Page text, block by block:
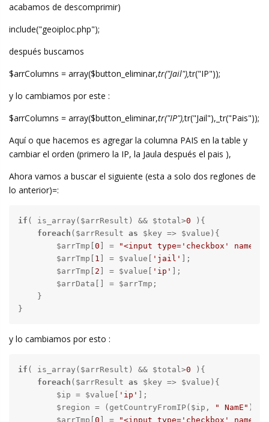
acabamos de descomprimir)
include("geoiploc.php");
después buscamos
$arrColumns = array($button_eliminar,tr("Jail"),tr("IP"));
y lo cambiamos por este :
$arrColumns = array($button_eliminar,tr("IP"),tr("Jail"),_tr("Pais"));
Aquí o que hacemos es agregar la columna PAIS en la table y
cambiar el orden (primero la IP, la Jaula después el pais ),
Ahora vamos a buscar el siguiente (esta a solo dos reglones de
lo anterior)=:
if ( is_array($arrResult) && $total>0 ){
foreach ($arrResult as $key => $value){
        $arrTmp[
0 ] = "<input type='checkbox' name='"
        $arrTmp[
1 ] = $value[ 'jail'
];
        $arrTmp[
2 ] = $value[ 'ip'
];
        $arrData[] = $arrTmp;
    }
}
y lo cambiamos por esto :
if ( is_array($arrResult) && $total>0 ){
foreach ($arrResult as $key => $value){
        $ip = $value[
'ip'
];
        $region = (getCountryFromIP($ip,
" NamE" ));
        $arrTmp[
0 ] = "<input type='checkbox' name='"